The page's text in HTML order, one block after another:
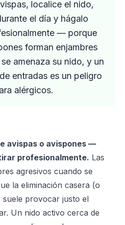
localice el nido,
el día y hágalo
— porque
forman enjambres
amenaza su nido, y un
entradas es un peligro
alérgicos.
avispas o avispones —
profesionalmente. Las
agresivos cuando se
la eliminación casera (o
provocar justo el
Un nido activo cerca de